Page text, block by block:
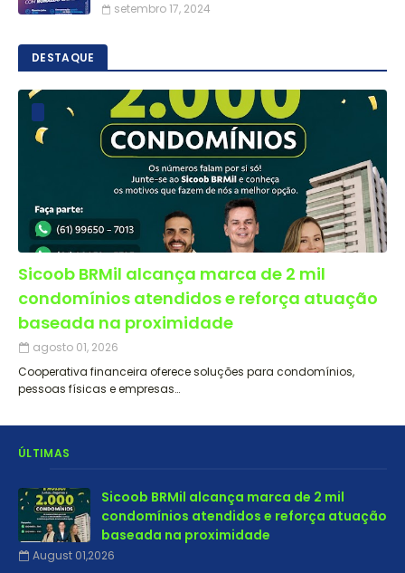
setembro 17, 2024
DESTAQUE
Sicoob BRMil alcança marca de 2 mil
condomínios atendidos e reforça atuação
baseada na proximidade
agosto 01, 2026
Cooperativa financeira oferece soluções para condomínios,
pessoas físicas e empresas…
ÚLTIMAS
Sicoob BRMil alcança marca de 2 mil
condomínios atendidos e reforça atuação
baseada na proximidade
August 01,2026